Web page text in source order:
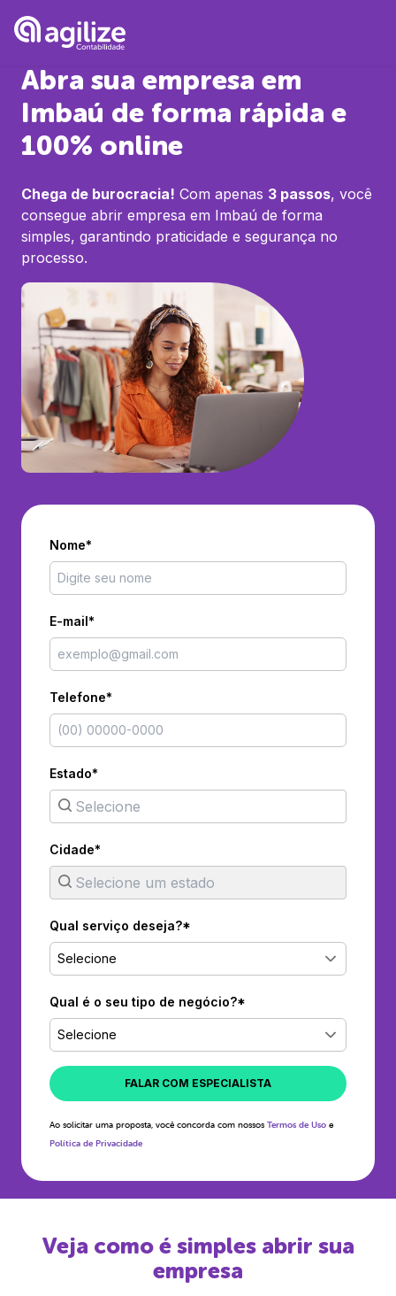
Abra sua empresa em
Imbaú de forma rápida e
100% online
Chega de burocracia! Com apenas 3 passos, você
consegue abrir empresa em Imbaú de forma
simples, garantindo praticidade e segurança no
processo.
Nome*
E-mail*
Telefone*
Estado*
Cidade*
Qual serviço deseja?*
Selecione
Qual é o seu tipo de negócio?*
Selecione
FALAR COM ESPECIALISTA
Ao solicitar uma proposta, você concorda com nossos Termos de Uso e
Política de Privacidade
Veja como é simples abrir sua
empresa